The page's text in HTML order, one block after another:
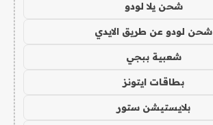
شحن يلا لودو
شحن لودو عن طريق الايدي
شعبية ببجي
بطاقات ايتونز
بلايستيشن ستور